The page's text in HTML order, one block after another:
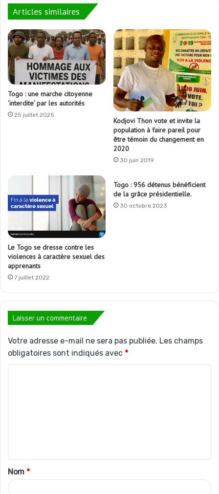
Articles similaires
Togo : une marche citoyenne
‘interdite’ par les autorités
25 juillet 2025
Kodjovi Thon vote et invite la
population à faire pareil pour
être témoin du changement en
2020
30 juin 2019
Le Togo se dresse contre les
violences à caractère sexuel des
apprenants
7 juillet 2022
Togo : 956 détenus bénéficient
de la grâce présidentielle.
30 octobre 2023
Laisser un commentaire
Votre adresse e-mail ne sera pas publiée. Les champs
obligatoires sont indiqués avec *
t
a
i
Nom *